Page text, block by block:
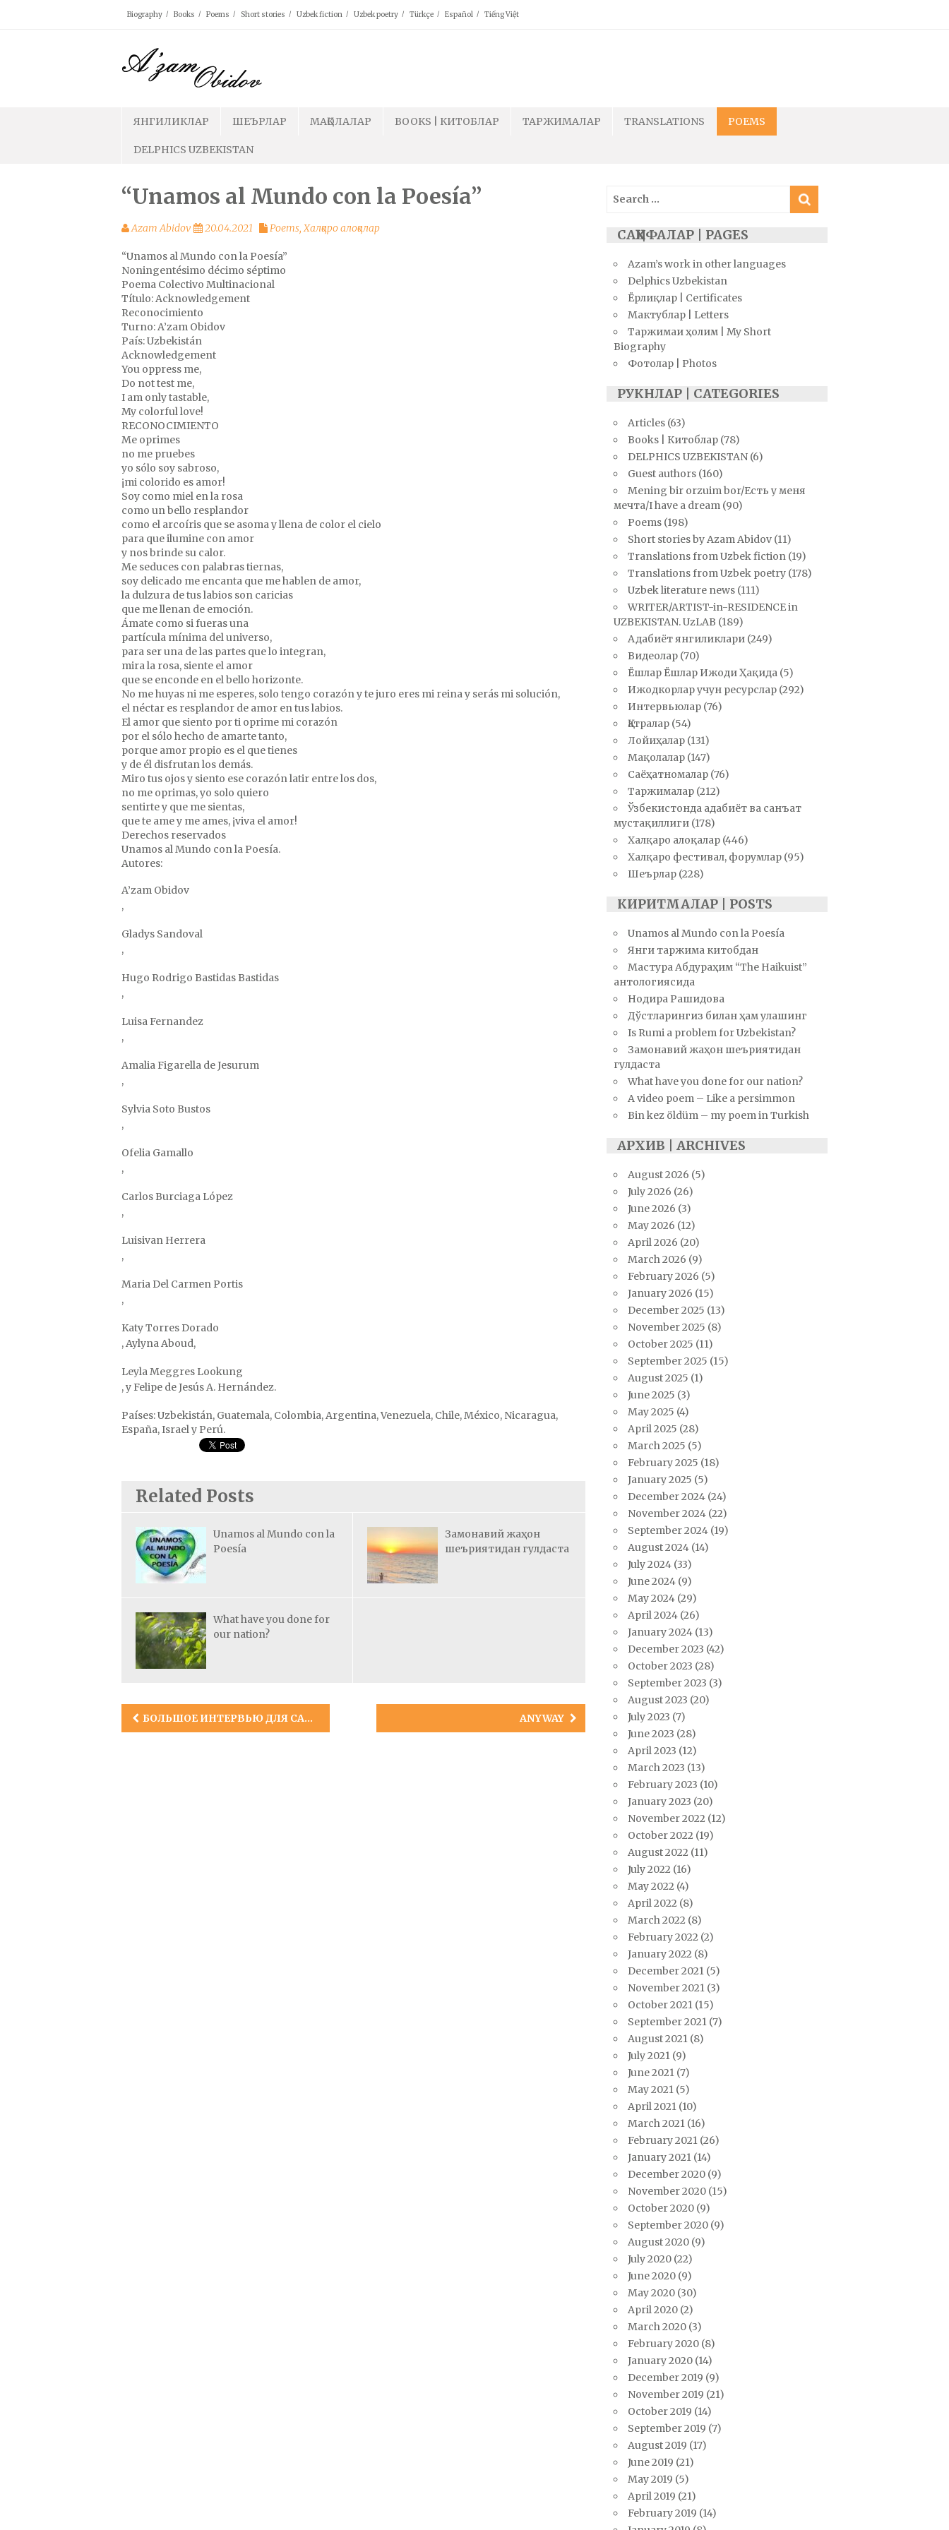
Biography Books Poems Short stories Uzbek fiction Uzbek poetry Türkçe Español Tiếng Việt
ЯНГИЛИКЛАР ШЕЪРЛАР МАҚОЛАЛАР BOOKS | КИТОБЛАР ТАРЖИМАЛАР TRANSLATIONS POEMS
DELPHICS UZBEKISTAN
“Unamos al Mundo con la Poesía”
Azam Abidov 20.04.2021 Poems,Халқаро алоқалар
“Unamos al Mundo con la Poesía”
Noningentésimo décimo séptimo
Poema Colectivo Multinacional
Título: Acknowledgement
Reconocimiento
Turno: A’zam Obidov
País: Uzbekistán
Acknowledgement
You oppress me,
Do not test me,
I am only tastable,
My colorful love!
RECONOCIMIENTO
Me oprimes
no me pruebes
yo sólo soy sabroso,
¡mi colorido es amor!
Soy como miel en la rosa
como un bello resplandor
como el arcoíris que se asoma y llena de color el cielo
para que ilumine con amor
y nos brinde su calor.
Me seduces con palabras tiernas,
soy delicado me encanta que me hablen de amor,
la dulzura de tus labios son caricias
que me llenan de emoción.
Ámate como si fueras una
partícula mínima del universo,
para ser una de las partes que lo integran,
mira la rosa, siente el amor
que se enconde en el bello horizonte.
No me huyas ni me esperes, solo tengo corazón y te juro eres mi reina y serás mi solución,
el néctar es resplandor de amor en tus labios.
El amor que siento por ti oprime mi corazón
por el sólo hecho de amarte tanto,
porque amor propio es el que tienes
y de él disfrutan los demás.
Miro tus ojos y siento ese corazón latir entre los dos,
no me oprimas, yo solo quiero
sentirte y que me sientas,
que te ame y me ames, ¡viva el amor!
Derechos reservados
Unamos al Mundo con la Poesía.
Autores:
A’zam Obidov
,
Gladys Sandoval
,
Hugo Rodrigo Bastidas Bastidas
,
Luisa Fernandez
,
Amalia Figarella de Jesurum
,
Sylvia Soto Bustos
,
Ofelia Gamallo
,
Carlos Burciaga López
,
Luisivan Herrera
,
Maria Del Carmen Portis
,
Katy Torres Dorado
, Aylyna Aboud,
Leyla Meggres Lookung
, y Felipe de Jesús A. Hernández.
Países: Uzbekistán, Guatemala, Colombia, Argentina, Venezuela, Chile, México, Nicaragua,
España, Israel y Perú.
Related Posts
Unamos al Mundo con la
Poesía
Замонавий жаҳон
шеъриятидан гулдаста
What have you done for
our nation?
Post
navigation
БОЛЬШОЕ ИНТЕРВЬЮ ДЛЯ САЙТА “НОВОСТИ УЗБЕКИСТАНА” ANYWAY
Search
for:
САҲИФАЛАР | PAGES
Azam’s work in other languages
Delphics Uzbekistan
Ёрлиқлар | Certificates
Мактублар | Letters
Таржимаи ҳолим | My Short
Biography
Фотолар | Photos
РУКНЛАР | CATEGORIES
Articles(63)
Books | Китоблар(78)
DELPHICS UZBEKISTAN(6)
Guest authors(160)
Mening bir orzuim bor/Есть у меня
мечта/I have a dream(90)
Poems(198)
Short stories by Azam Abidov(11)
Translations from Uzbek fiction(19)
Translations from Uzbek poetry(178)
Uzbek literature news(111)
WRITER/ARTIST-in-RESIDENCE in
UZBEKISTAN. UzLAB (189)
Адабиёт янгиликлари(249)
Видеолар(70)
Ёшлар Ёшлар Ижоди Ҳақида(5)
Ижодкорлар учун ресурслар(292)
Интервьюлар(76)
Қатралар(54)
Лойиҳалар(131)
Мақолалар(147)
Саёҳатномалар(76)
Таржималар(212)
Ўзбекистонда адабиёт ва санъат
мустақиллиги(178)
Халқаро алоқалар(446)
Халқаро фестивал, форумлар(95)
Шеърлар(228)
КИРИТМАЛАР | POSTS
Unamos al Mundo con la Poesía
Янги таржима китобдан
Мастура Абдураҳим “The Haikuist”
антологиясида
Нодира Рашидова
Дўстларингиз билан ҳам улашинг
Is Rumi a problem for Uzbekistan?
Замонавий жаҳон шеъриятидан
гулдаста
What have you done for our nation?
A video poem – Like a persimmon
Bin kez öldüm – my poem in Turkish
АРХИВ | ARCHIVES
August 2026 (5)
July 2026 (26)
June 2026 (3)
May 2026 (12)
April 2026 (20)
March 2026 (9)
February 2026 (5)
January 2026 (15)
December 2025 (13)
November 2025 (8)
October 2025 (11)
September 2025 (15)
August 2025 (1)
June 2025 (3)
May 2025 (4)
April 2025 (28)
March 2025 (5)
February 2025 (18)
January 2025 (5)
December 2024(24)
November 2024(22)
September 2024(19)
August 2024(14)
July 2024(33)
June 2024(9)
May 2024(29)
April 2024(26)
January 2024(13)
December 2023 (42)
October 2023 (28)
September 2023 (3)
August 2023 (20)
July 2023 (7)
June 2023 (28)
April 2023 (12)
March 2023 (13)
February 2023 (10)
January 2023 (20)
November 2022 (12)
October 2022 (19)
August 2022 (11)
July 2022 (16)
May 2022 (4)
April 2022 (8)
March 2022 (8)
February 2022 (2)
January 2022 (8)
December 2021(5)
November 2021(3)
October 2021(15)
September 2021(7)
August 2021(8)
July 2021(9)
June 2021(7)
May 2021(5)
April 2021(10)
March 2021(16)
February 2021(26)
January 2021(14)
December 2020(9)
November 2020(15)
October 2020(9)
September 2020(9)
August 2020(9)
July 2020(22)
June 2020(9)
May 2020(30)
April 2020(2)
March 2020(3)
February 2020(8)
January 2020(14)
December 2019 (9)
November 2019 (21)
October 2019 (14)
September 2019 (7)
August 2019 (17)
June 2019 (21)
May 2019 (5)
April 2019 (21)
February 2019 (14)